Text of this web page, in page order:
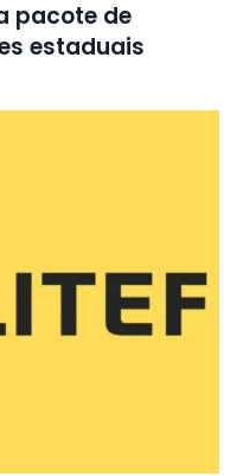
pacote de
estaduais